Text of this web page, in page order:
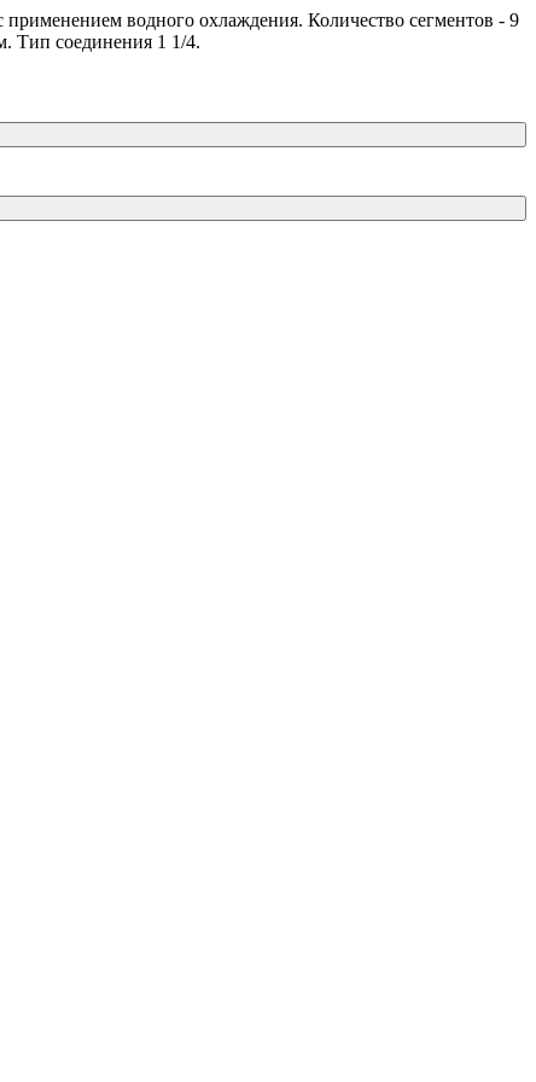
водного охлаждения. Количество сегментов - 9
Тип соединения 1 1/4.